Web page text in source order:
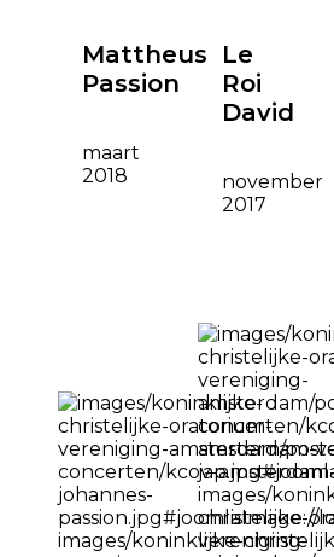
Mattheus
Passion
maart
2018
Le
Roi
David
november
2017